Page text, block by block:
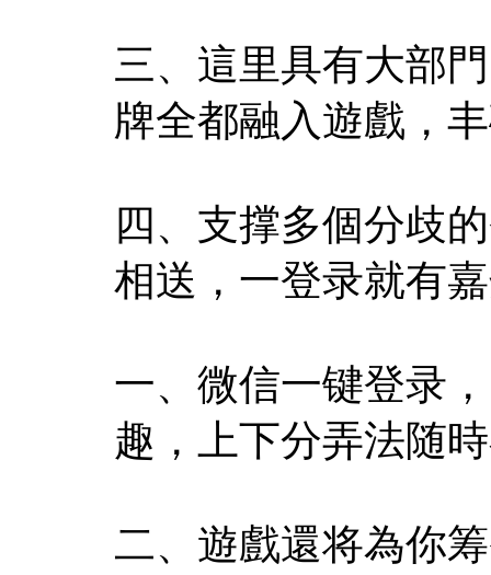
三、這里具有大部
牌全都融入遊戲，
四、支撑多個分歧
相送，一登录就有
一、微信一键登录
趣，上下分弄法随
二、遊戲還将為你